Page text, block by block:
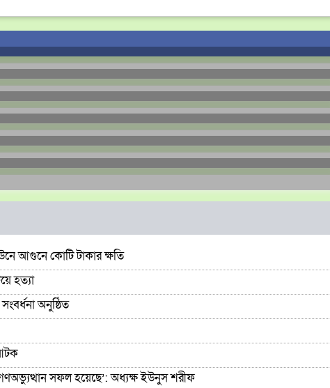
আগুনে কোটি টাকার ক্ষতি
হত্যা
অনুষ্ঠিত
সফল হয়েছে’: অধ্যক্ষ ইউনুস শরীফ